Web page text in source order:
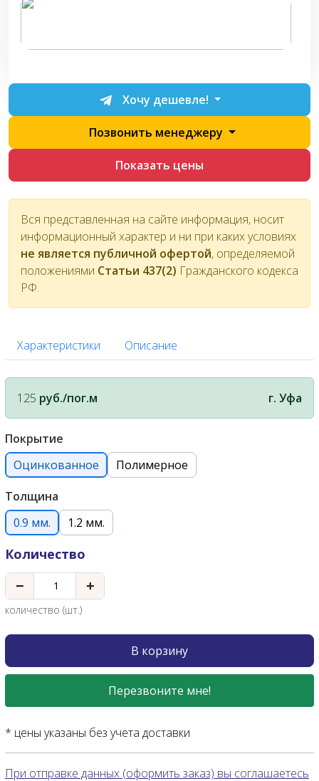
Хочу дешевле!
Позвонить менеджеру
Показать цены
Вся представленная на сайте информация, носит
информационный характер и ни при каких условиях
не является публичной офертой, определяемой
положениями Статьи 437(2) Гражданского кодекса
РФ.
Характеристики Описание
125 руб./пог.м г. Уфа
Покрытие
Оцинкованное
Полимерное
Толщина
0.9 мм.
1.2 мм.
Количество
− +
количество (шт.)
В корзину
Перезвоните мне!
* цены указаны без учета доставки
При отправке данных (оформить заказ) вы соглашаетесь